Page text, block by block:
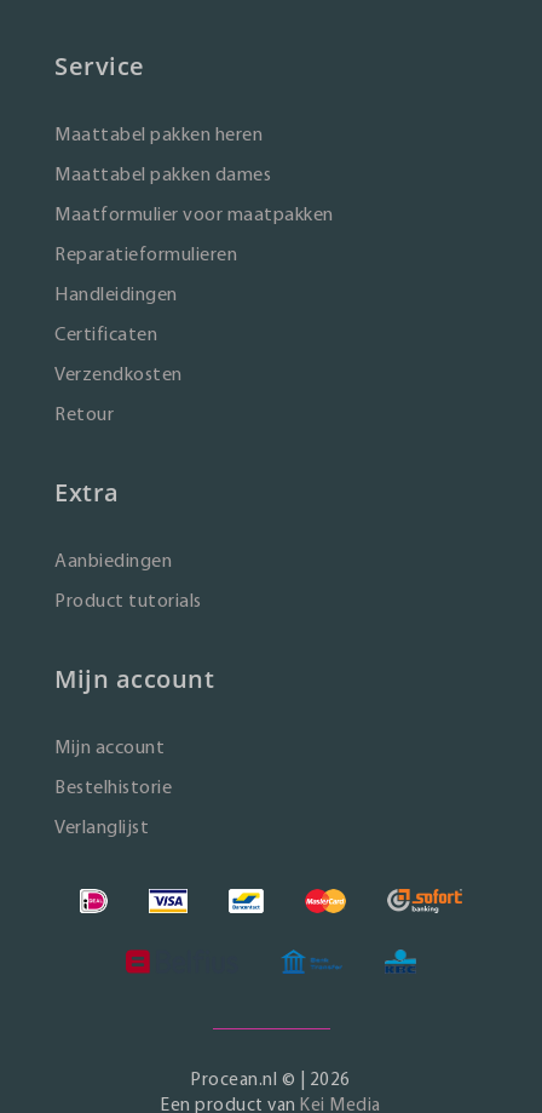
Service
Maattabel pakken heren
Maattabel pakken dames
Maatformulier voor maatpakken
Reparatieformulieren
Handleidingen
Certificaten
Verzendkosten
Retour
Extra
Aanbiedingen
Product tutorials
Mijn account
Mijn account
Bestelhistorie
Verlanglijst
Procean.nl © | 2026
Een product vanKei Media